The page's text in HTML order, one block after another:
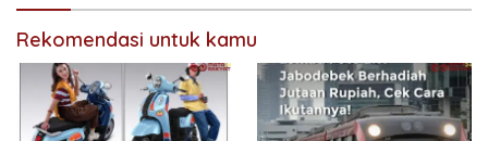
Rekomendasi untuk kamu